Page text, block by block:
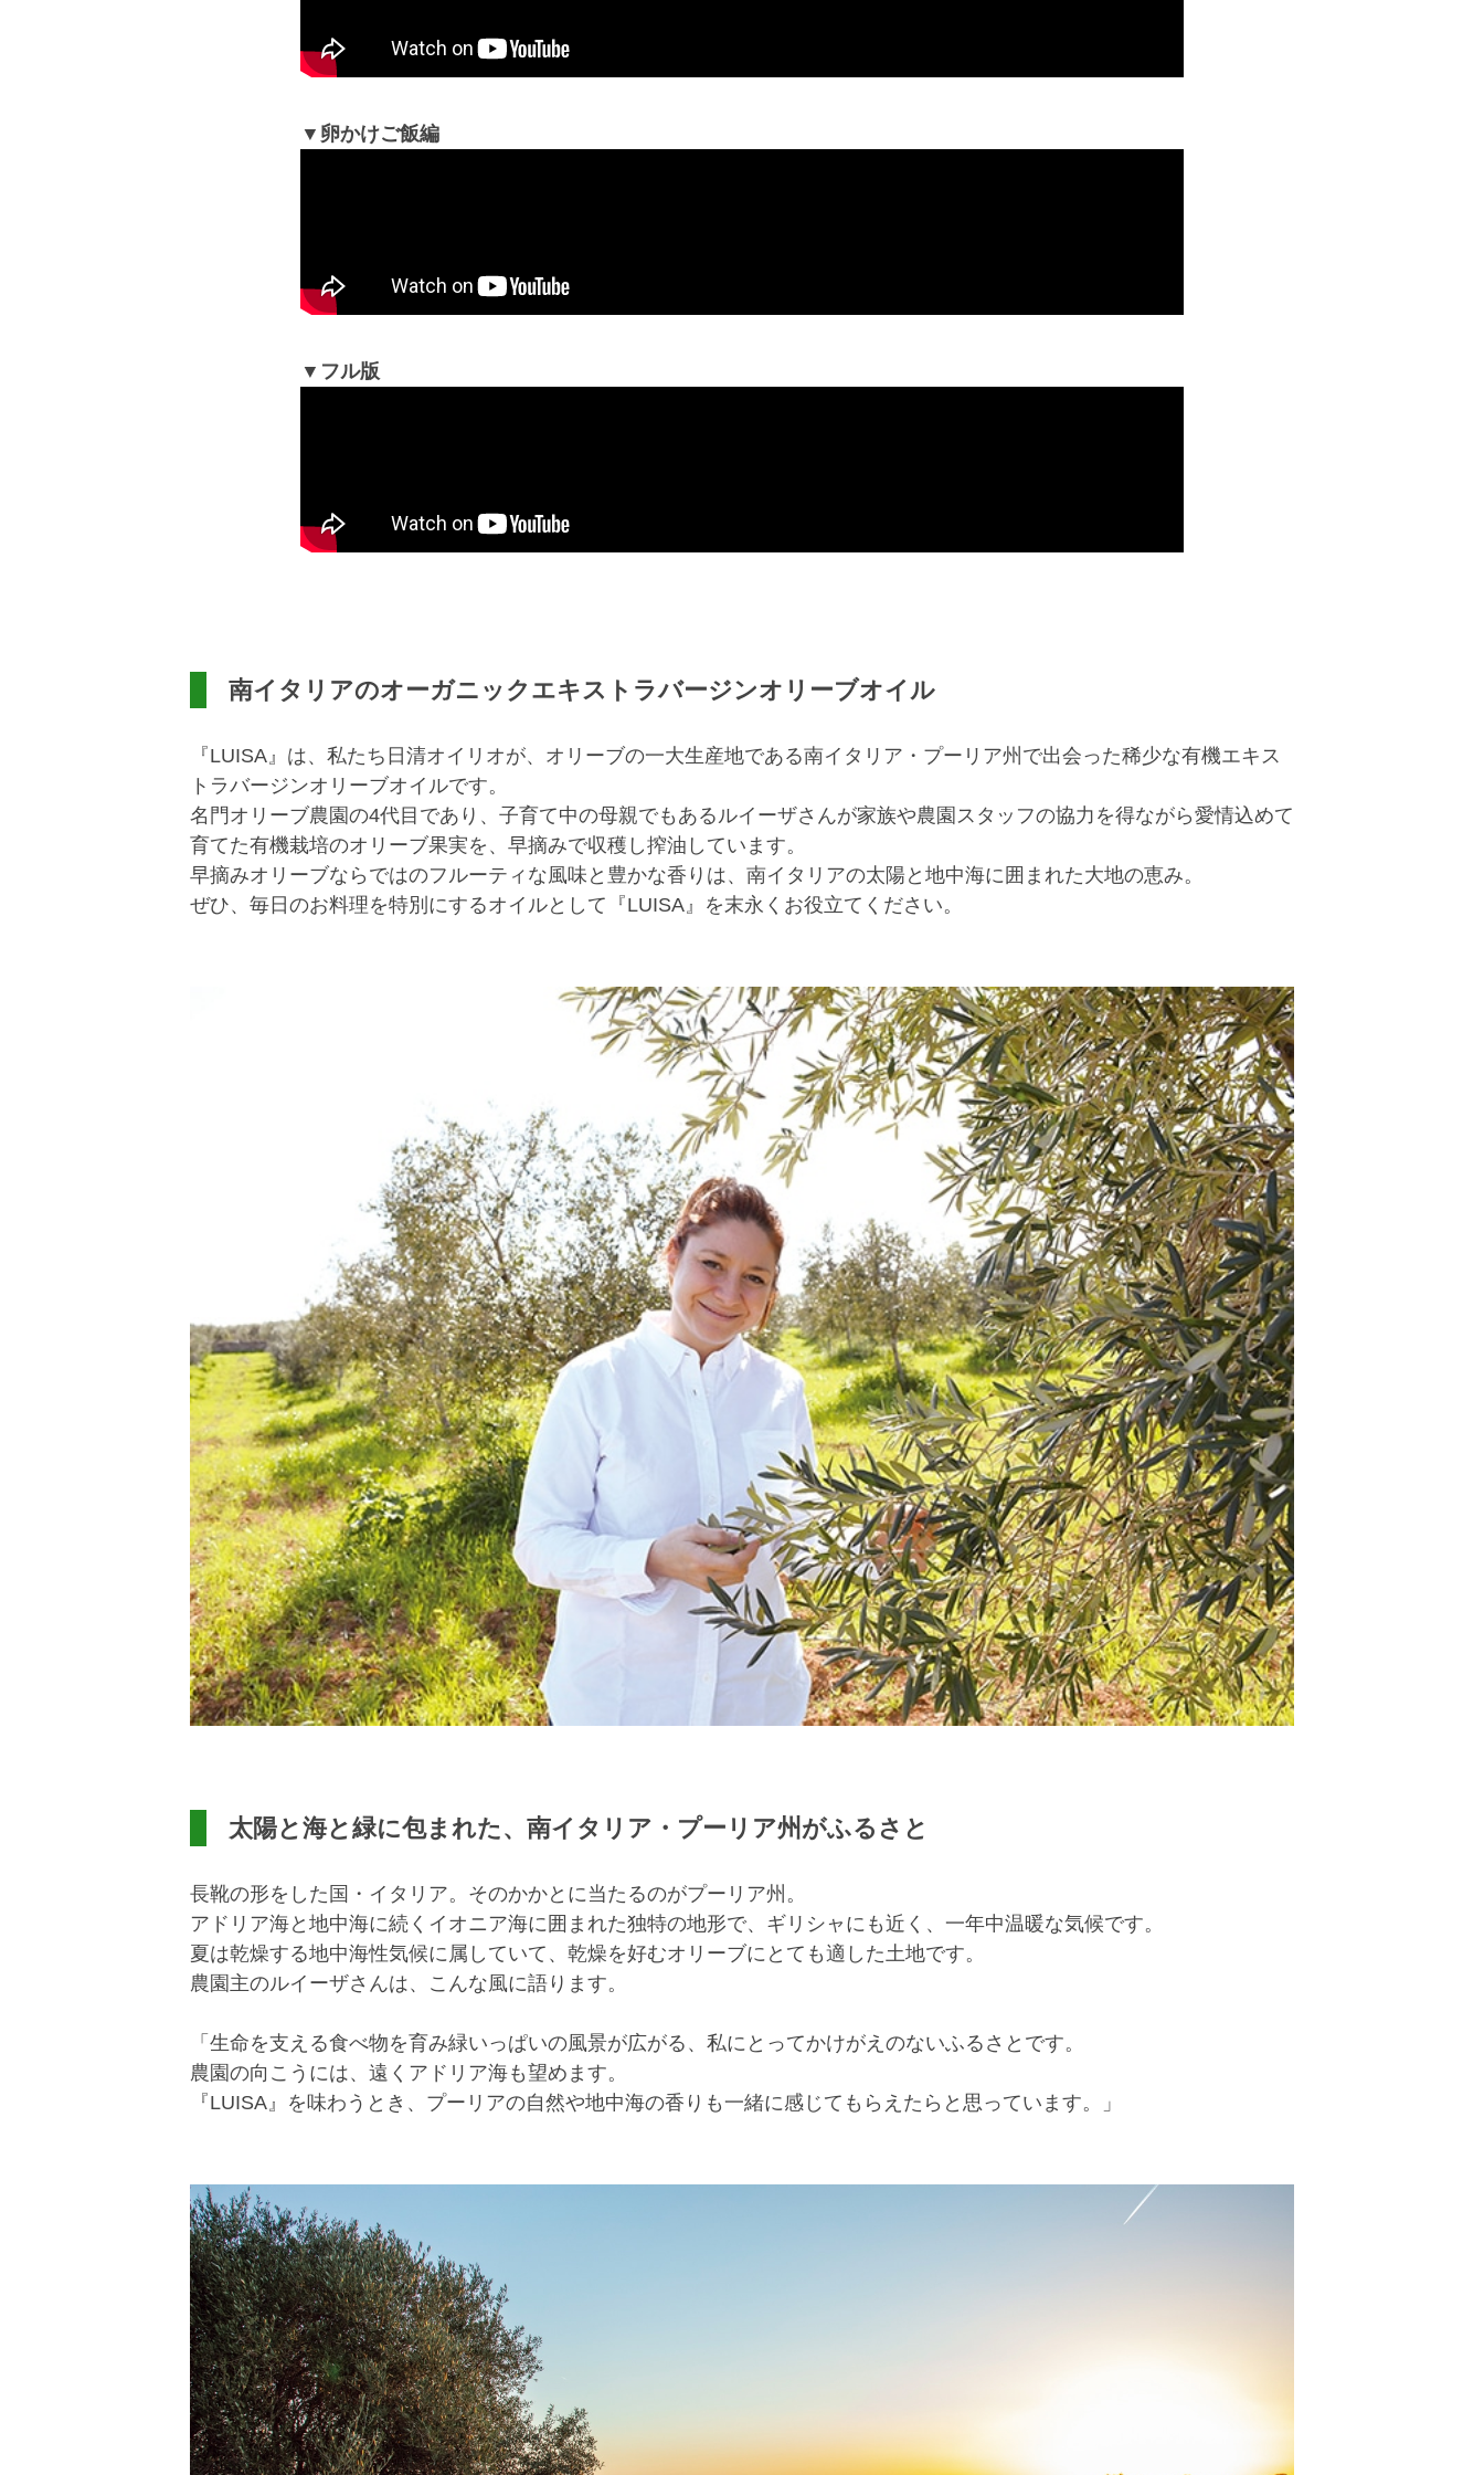
▼卵かけご飯編
▼フル版
南イタリアのオーガニックエキストラバージンオリーブオイル
『LUISA』は、私たち日清オイリオが、オリーブの一大生産地である南イタリア・プーリア州で出会った稀少な有機エキス
トラバージンオリーブオイルです。
名門オリーブ農園の4代目であり、子育て中の母親でもあるルイーザさんが家族や農園スタッフの協力を得ながら愛情込めて
育てた有機栽培のオリーブ果実を、早摘みで収穫し搾油しています。
早摘みオリーブならではのフルーティな風味と豊かな香りは、南イタリアの太陽と地中海に囲まれた大地の恵み。
ぜひ、毎日のお料理を特別にするオイルとして『LUISA』を末永くお役立てください。
太陽と海と緑に包まれた、南イタリア・プーリア州がふるさと
長靴の形をした国・イタリア。そのかかとに当たるのがプーリア州。
アドリア海と地中海に続くイオニア海に囲まれた独特の地形で、ギリシャにも近く、一年中温暖な気候です。
夏は乾燥する地中海性気候に属していて、乾燥を好むオリーブにとても適した土地です。
農園主のルイーザさんは、こんな風に語ります。
「生命を支える食べ物を育み緑いっぱいの風景が広がる、私にとってかけがえのないふるさとです。
農園の向こうには、遠くアドリア海も望めます。
『LUISA』を味わうとき、プーリアの自然や地中海の香りも一緒に感じてもらえたらと思っています。」